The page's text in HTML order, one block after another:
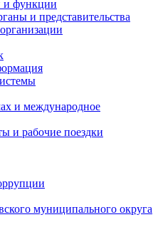
и функции
и представительства
и международное
и рабочие поездки
муниципального округа